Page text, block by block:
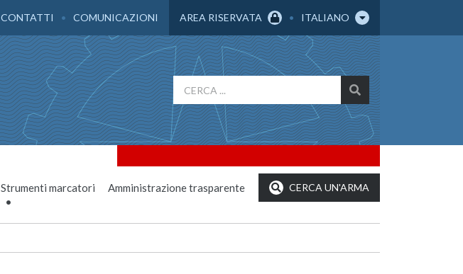
AREA RISERVATA ITALIANO
CONTATTI COMUNICAZIONI
Strumenti marcatori Amministrazione trasparente CERCA UN'ARMA